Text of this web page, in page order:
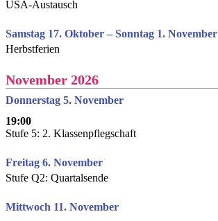
USA-Austausch
Samstag 17. Oktober – Sonntag 1. November
Herbstferien
November 2026
Donnerstag 5. November
19:00
Stufe 5: 2. Klassenpflegschaft
Freitag 6. November
Stufe Q2: Quartalsende
Mittwoch 11. November